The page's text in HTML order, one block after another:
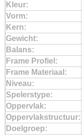
Kleur:
Vorm:
Kern:
Gewicht:
Balans:
Frame Profiel:
Frame Materiaal:
Niveau:
Spelerstype:
Oppervlak:
Oppervlakstructuur:
Doelgroep: